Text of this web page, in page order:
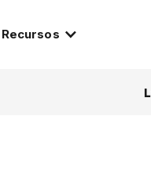
Recursos